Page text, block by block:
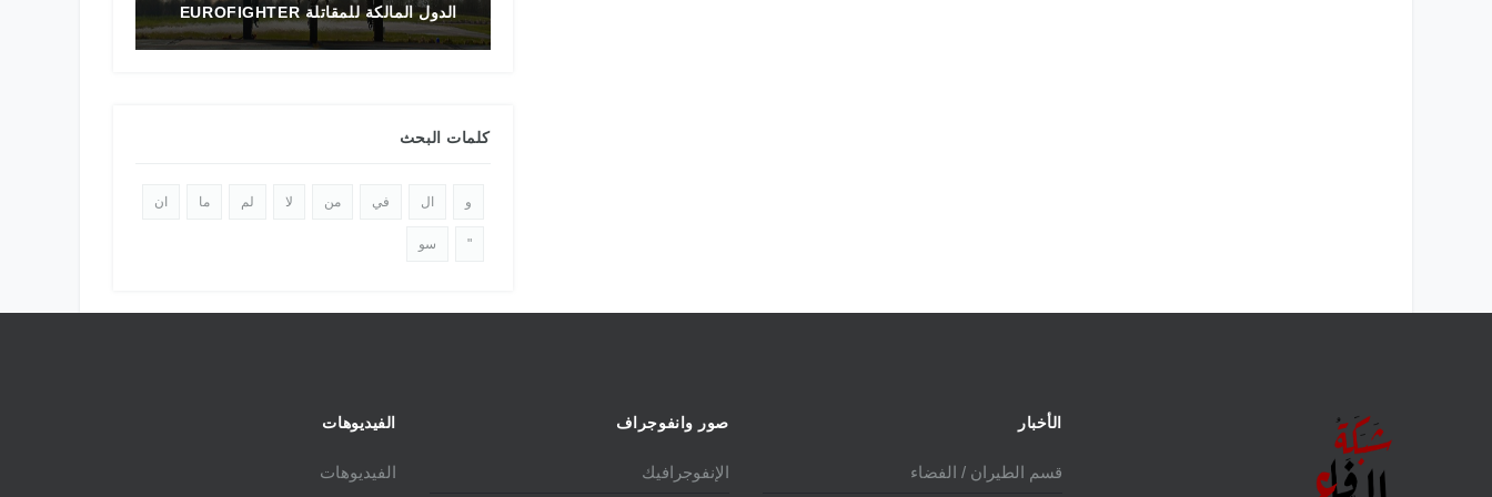
الدول المالكة للمقاتلة EUROFIGHTER
كلمات البحث
و ال في من لا لم ما ان
" سو
الأخبار
قسم الطيران / الفضاء
صور وانفوجراف
الإنفوجرافيك
الفيديوهات
الفيديوهات